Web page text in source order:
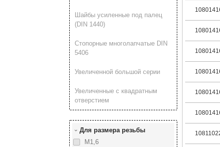
Шайбы усиленные под палец
(DIN 1440)
Стопорные многолапчатые DIN
5406
Увеличенной большой серии
Увеличенные с квадратным
отверстием
Для размера резьбы
М1,6